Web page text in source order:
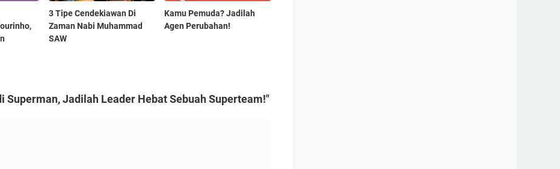
3 Tipe Cendekiawan Di
Zaman Nabi Muhammad
SAW
Kamu Pemuda? Jadilah
Agen Perubahan!
Jadilah Leader Hebat Sebuah Superteam!"